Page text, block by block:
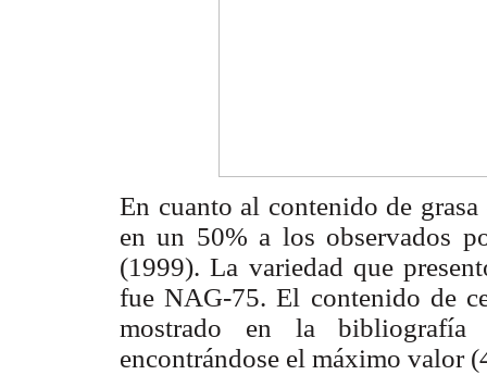
En cuanto al contenido de
en un 50% a los observados
(1999). La variedad que
fue NAG-75. El contenido de
mostrado en la
encontrándose el máximo valor